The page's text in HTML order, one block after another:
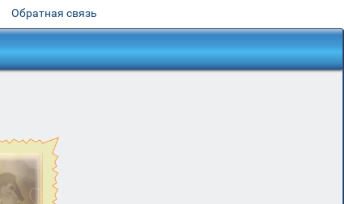
Обратная связь